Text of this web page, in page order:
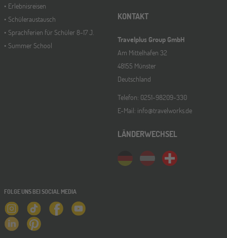
Erlebnisreisen
Schüleraustausch
Sprachferien für Schüler 8-17 J.
Summer School
KONTAKT
Travelplus Group GmbH
Am Mittelhafen 32
48155 Münster
Deutschland
Telefon: 0251-98209-330
E-Mail: info@travelworks.de
LÄNDERWECHSEL
FOLGE UNS BEI SOCIAL MEDIA